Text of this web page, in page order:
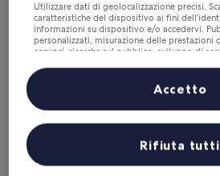
Controlla i prezzi per
Questa sera
Questo fine settimana
Il
I migliori 5 Hotel
Utilizzare dati di geolocalizzazione precisi.
caratteristiche del dispositivo ai fini
informazioni su dispositivo e/o accedervi.
personalizzati, misurazione delle prestazioni
annunci, ricerche sul pubblico, sviluppo di
Elenco dei partner (fornitori)
Rifiuta tutti
Accetto